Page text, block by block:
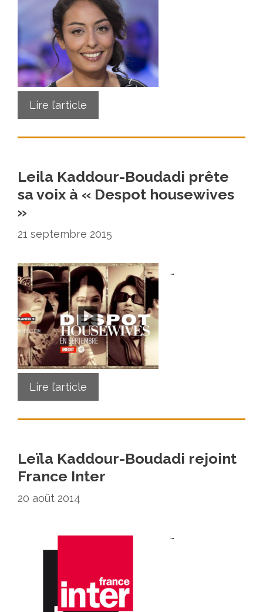
Lire l’article
Leila Kaddour-Boudadi prête
sa voix à « Despot housewives
»
21 septembre 2015
…
Lire l’article
Leïla Kaddour-Boudadi rejoint
France Inter
20 août 2014
…